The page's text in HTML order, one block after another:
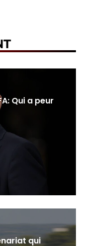
Qui a peur
qui